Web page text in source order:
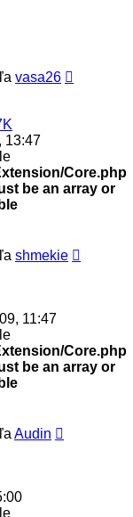
vasa26
13:47
Core.php
be an array or
shmekie
11:47
Core.php
be an array or
Audin